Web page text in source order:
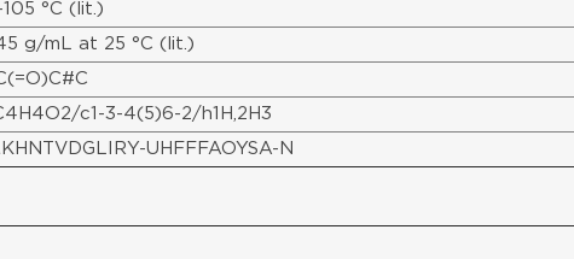
105 °C (lit.)
g/mL at 25 °C (lit.)
c1-3-4(5)6-2/h1H,2H3
UHFFFAOYSA-N